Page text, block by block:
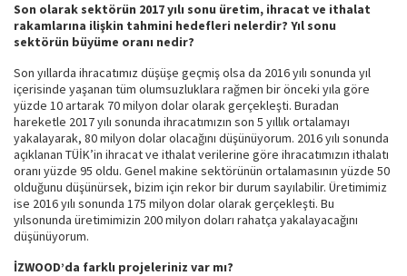
Son olarak sektörün 2017 yılı sonu üretim, ihracat ve ithalat
rakamlarına ilişkin tahmini hedefleri nelerdir? Yıl sonu
sektörün büyüme oranı nedir?
Son yıllarda ihracatımız düşüşe geçmiş olsa da 2016 yılı sonunda yıl
içerisinde yaşanan tüm olumsuzluklara rağmen bir önceki yıla göre
yüzde 10 artarak 70 milyon dolar olarak gerçekleşti. Buradan
hareketle 2017 yılı sonunda ihracatımızın son 5 yıllık ortalamayı
yakalayarak, 80 milyon dolar olacağını düşünüyorum. 2016 yılı sonunda
açıklanan TÜİK’in ihracat ve ithalat verilerine göre ihracatımızın ithalatı
oranı yüzde 95 oldu. Genel makine sektörünün ortalamasının yüzde 50
olduğunu düşünürsek, bizim için rekor bir durum sayılabilir. Üretimimiz
ise 2016 yılı sonunda 175 milyon dolar olarak gerçekleşti. Bu
yılsonunda üretimimizin 200 milyon doları rahatça yakalayacağını
düşünüyorum.
İZWOOD’da farklı projeleriniz var mı?